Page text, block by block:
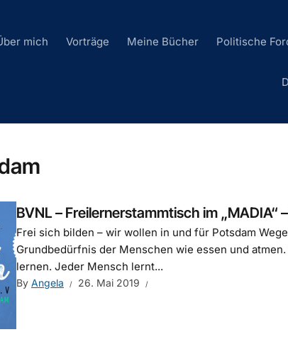
mich Vorträge Meine Bücher Politische
BVNL – Freilernerstammtisch im „MADIA“
Frei sich bilden – wir wollen in und für Potsdam
Grundbedürfnis der Menschen wie essen und
lernen. Jeder Mensch lernt...
By Angela 26. Mai 2019